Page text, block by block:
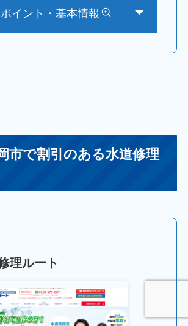
イント・基本情報
市で割引のある水道修理
理ルート